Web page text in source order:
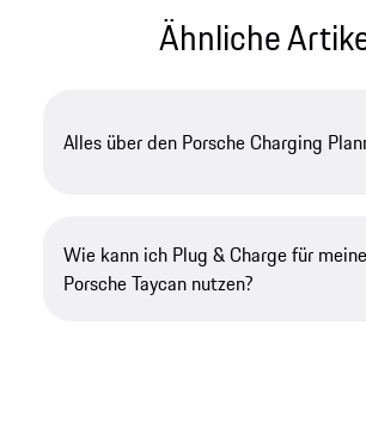
Ähnliche
Alles über den Porsche Charging
Wie kann ich Plug & Charge für
Porsche Taycan nutzen?